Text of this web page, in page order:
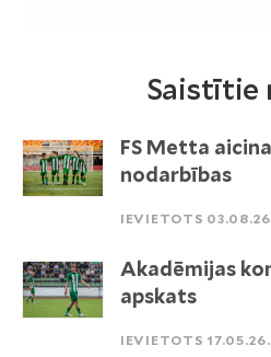
Saistītie
FS Metta
nodarbības
IEVIETOTS
Akadēmijas
apskats
IEVIETOTS 17.05.26.